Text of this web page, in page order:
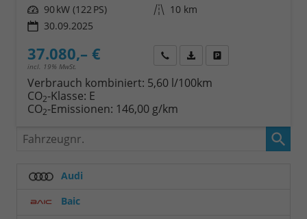
Leistung 90 kW (122 PS) Kilometerstand 10 km
30.09.2025
37.080,– €
incl. 19% MwSt.
Wir rufen Sie anFahrzeugexposé (PDF)
Verbrauch kombiniert: 5,60 l/100km
CO2-Klasse: E
CO2-Emissionen: 146,00 g/km
Fahrzeugnr.
Audi
Baic